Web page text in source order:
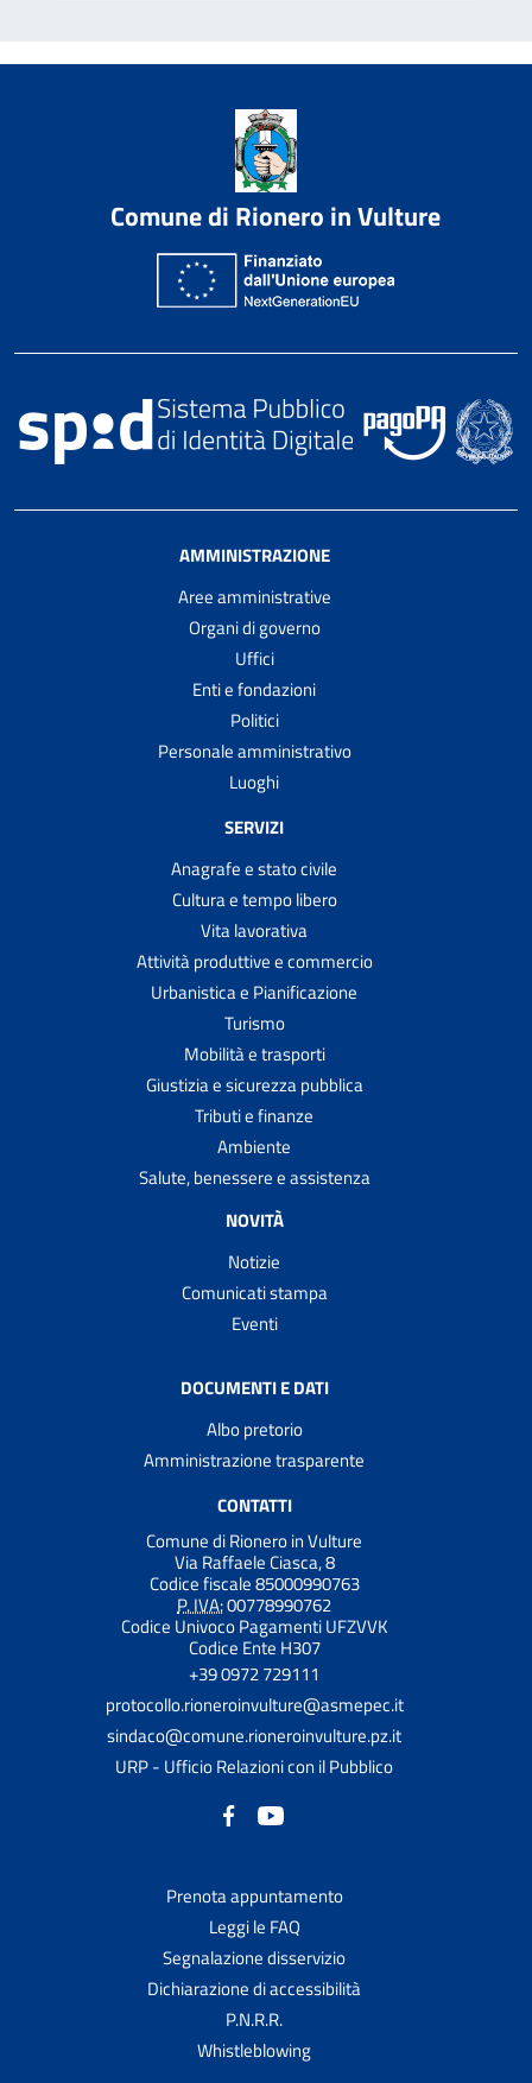
Comune di Rionero in Vulture
AMMINISTRAZIONE
Aree amministrative
Organi di governo
Uffici
Enti e fondazioni
Politici
Personale amministrativo
Luoghi
SERVIZI
Anagrafe e stato civile
Cultura e tempo libero
Vita lavorativa
Attività produttive e commercio
Urbanistica e Pianificazione
Turismo
Mobilità e trasporti
Giustizia e sicurezza pubblica
Tributi e finanze
Ambiente
Salute, benessere e assistenza
NOVITÀ
Notizie
Comunicati stampa
Eventi
DOCUMENTI E DATI
Albo pretorio
Amministrazione trasparente
CONTATTI
Comune di Rionero in Vulture
Via Raffaele Ciasca, 8
Codice fiscale 85000990763
P. IVA:00778990762
Codice Univoco Pagamenti UFZVVK
Codice Ente H307
+39 0972 729111
protocollo.rioneroinvulture@asmepec.it
sindaco@comune.rioneroinvulture.pz.it
URP - Ufficio Relazioni con il Pubblico
Prenota appuntamento
Leggi le FAQ
Segnalazione disservizio
Dichiarazione di accessibilità
P.N.R.R.
Whistleblowing